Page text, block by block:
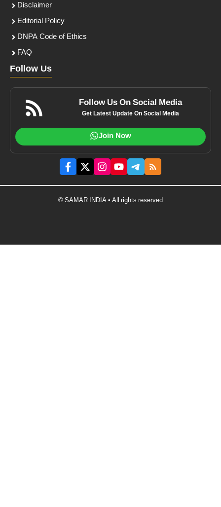
Disclaimer
Editorial Policy
DNPA Code of Ethics
FAQ
Follow Us
Follow Us On Social Media
Get Latest Update On Social Media
Join Now
© SAMAR INDIA • All rights reserved